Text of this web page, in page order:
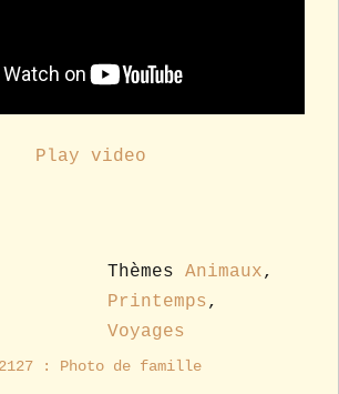
Play video
Thèmes Animaux,
Printemps,
Voyages
: Photo de famille